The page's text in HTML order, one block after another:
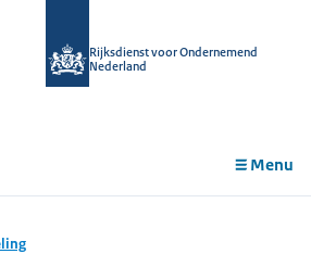
Rijksdienst voor Ondernemend
Nederland
Menu